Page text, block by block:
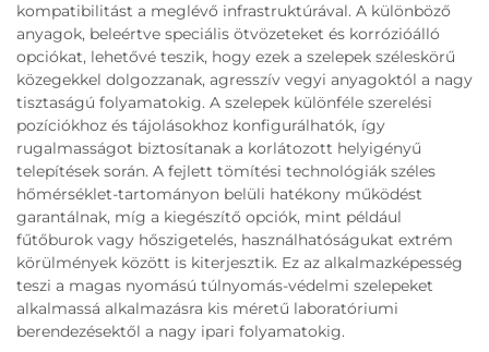
kompatibilitást a meglévő infrastruktúrával. A különböző
anyagok, beleértve speciális ötvözeteket és korrózióálló
opciókat, lehetővé teszik, hogy ezek a szelepek széleskörű
közegekkel dolgozzanak, agresszív vegyi anyagoktól a nagy
tisztaságú folyamatokig. A szelepek különféle szerelési
pozíciókhoz és tájolásokhoz konfigurálhatók, így
rugalmasságot biztosítanak a korlátozott helyigényű
telepítések során. A fejlett tömítési technológiák széles
hőmérséklet-tartományon belüli hatékony működést
garantálnak, míg a kiegészítő opciók, mint például
fűtőburok vagy hőszigetelés, használhatóságukat extrém
körülmények között is kiterjesztik. Ez az alkalmazképesség
teszi a magas nyomású túlnyomás-védelmi szelepeket
alkalmassá alkalmazásra kis méretű laboratóriumi
berendezésektől a nagy ipari folyamatokig.